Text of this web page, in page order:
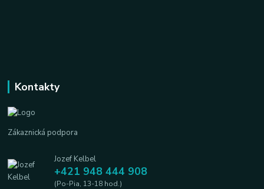
Kontakty
Zákaznická podpora
Jozef Kelbel
+421 948 444 908
(Po-Pia, 13-18 hod.)